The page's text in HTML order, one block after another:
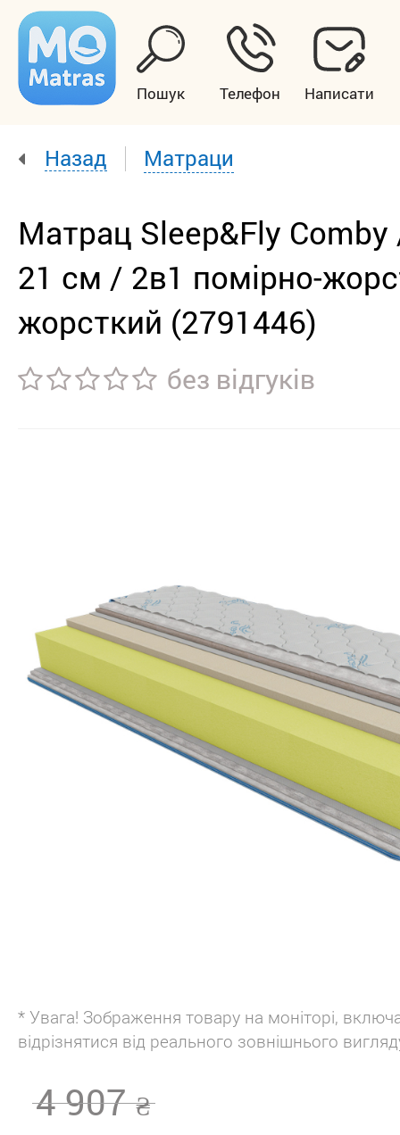
Пошук Телефон Написати
Назад Матраци
Матрац Sleep&Fly Comby
21 см / 2в1 помірно-
жорсткий (2791446)
без відгуків
* Увага! Зображення товару на моніторі,
відрізнятися від реального зовнішнього
4 907